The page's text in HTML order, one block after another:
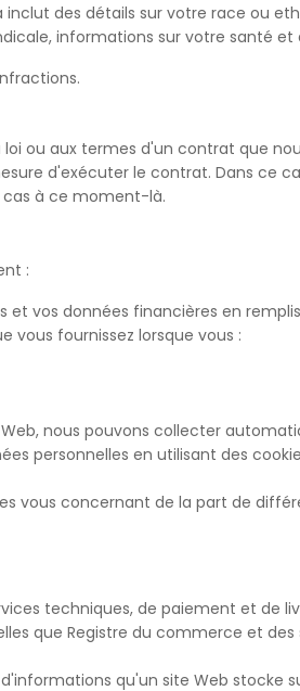
des détails sur votre race ou
informations sur votre santé
ou aux termes d'un contrat que
d'exécuter le contrat. Dans ce
cas à ce moment-là.
:
vos données financières en
vous fournissez lorsque vous :
nous pouvons collecter
personnelles en utilisant des
vous concernant de la part de
techniques, de paiement et de
que Registre du commerce et
qu'un site Web stocke